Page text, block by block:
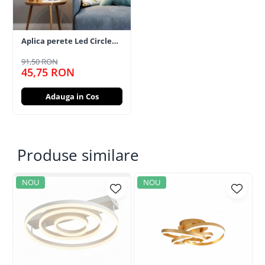
Aplica perete Led Circle
91,50 RON
45,75 RON
Adauga in Cos
Produse similare
NOU NOU